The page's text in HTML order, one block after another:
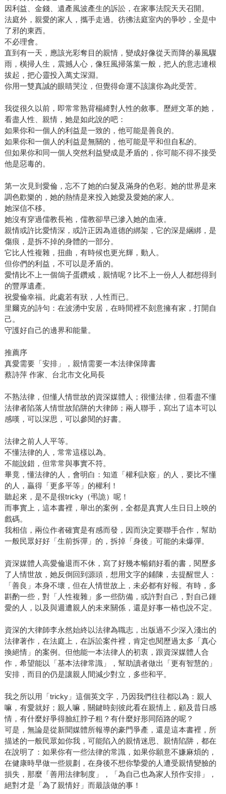
因利益、金錢、遺產風波產生的訴訟，在家事法院天天召開。
法庭外，親愛的家人，攜手走過。彷彿法庭室內的爭吵，全是中
了邪的東西。
不必理會。
直到有一天，應該光彩奪目的親情，變成好像從天而降的暴風驟
雨，橫掃人生，震撼人心，像狂風掃落葉一般，把人的意志連根
拔起，把心靈投入萬丈深淵。
你用一雙真誠的眼睛哭泣，但覺得命運不該讓你為此受苦。
我從很久以前，即常常熟背楊絳對人性的敘事。歷經文革的她，
看盡人性、親情，她是如此說的吧：
如果你和一個人的利益是一致的，他可能是善良的。
如果你和一個人的利益是無關的，他可能是平和但自私的。
但如果你和同一個人突然利益變成是矛盾的，你可能不得不接受
他是惡毒的。
第一次見到愛倫，忘不了她的白髮及滿身的色彩。她的世界是來
調色歡樂的，她的熱情是來投入她愛及愛她的家人。
她深信不移。
她沒有穿過儒教長袍，儒教卻早已滲入她的血液。
親情或許比愛情深，或許正因為道德的綁架，它的深是綑綁，是
傷痕，是拆不掉的身體的一部分。
它比人性複雜，扭曲，有時候也更光輝，動人。
但你們的利益，不可以是矛盾的。
愛情比不上一個鴿子蛋鑽戒，親情呢？比不上一份人人都想得到
的豐厚遺產。
祝愛倫幸福。此處若有狀，人性而已。
里爾克的詩句：在波湧中安居，在時間裡不刻意擁有家，打開自
己。
守護好自己的邊界和能量。
推薦序
真愛需要「安排」，親情需要一本法律保障書
蔡詩萍 作家、台北市文化局長
不熟法律，但懂人情世故的資深媒體人；很懂法律，但看盡不懂
法律者陷落人情世故陷阱的大律師；兩人聯手，寫出了這本可以
感嘆，可以深思，可以參閱的好書。
法律之前人人平等。
不懂法律的人，常常這樣以為。
不能說錯，但常常與事實不符。
畢竟，懂法律的人，會明白：知道「權利訣竅」的人，要比不懂
的人，贏得「更多平等」的權利！
聽起來，是不是很tricky（弔詭）呢！
而事實上，這本書裡，舉出的案例，全都是真實人生日日上映的
戲碼。
我相信，兩位作者確實是有感而發，因而決定要聯手合作，幫助
一般民眾好好「生前拆彈」的，拆掉「身後」可能的未爆彈。
資深媒體人高愛倫退而不休，寫了好幾本暢銷好看的書，閱歷多
了人情世故，她反倒回到源頭，想用文字的鋪陳，去提醒世人：
「善良」本身不壞，但在人情世故上，未必都有好報。有時，多
斟酌一些，對「人性複雜」多一些防備，或許對自己，對自己鍾
愛的人，以及與週遭親人的未來關係，還是好事一樁也說不定。
資深的大律師李永然始終以法律為職志，出版過不少深入淺出的
法律著作，在法庭上，在訴訟案件裡，肯定也閱歷過太多「真心
換絕情」的案例。但他能一本法律人的初衷，跟資深媒體人合
作，希望能以「基本法律常識」，幫助讀者做出「更有智慧的」
安排，而目的仍是讓親人間減少對立，多些和平。
我之所以用「tricky」這個英文字，乃因我們往往都以為：親人
嘛，有愛就好；親人嘛，關鍵時刻彼此看在親情上，顧及昔日感
情，有什麼好爭得臉紅脖子粗？有什麼好形同陌路的呢？
可是，無論是從新聞媒體所報導的豪門爭產，還是這本書裡，所
描述的一般民眾如你我，可能陷入的親情迷思、親情陷阱，都在
在說明了：如果你有一些法律的常識，如果你願意不嫌麻煩的，
在健康時早做一些規劃，在身後不想你摯愛的人遭受親情變臉的
損失，那麼「善用法律制度」，「為自己也為家人預作安排」，
絕對才是「為了親情好」而最該做的事！